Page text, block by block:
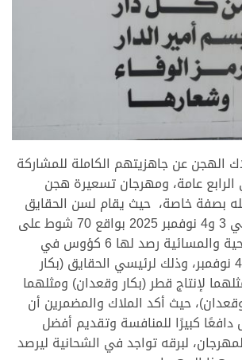
الهجن عن جاهزيتهم الكاملة للمشاركة
عامة، ومهرجان تسعيرة هجن
بصفة خاصة، حيث يقام لسن الحقايق
فقط على مدار يومي 3 و4 نوفمبر 2025 بواقع 70 شوط على
مدار الفترتين الصباحية والمسائية رصد لها 6 كؤوس في
مساء اليوم الثاني 4 نوفمبر، وذلك لرئيسي الحقايق (بكار
لإنتاج قطر (بكار وقعدان) ومثلهما
حيث أكد الملاك والمضمرين أن
دافعًا كبيرًا للمنافسة وتقديم أفضل
لبرقه تواجد في الشحانية ليرصد